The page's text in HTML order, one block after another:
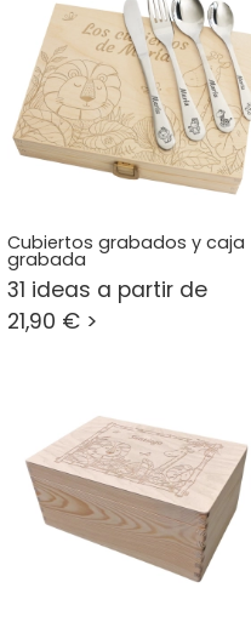
Cubiertos grabados y caja
grabada
31 ideas a partir de
21,90 € >